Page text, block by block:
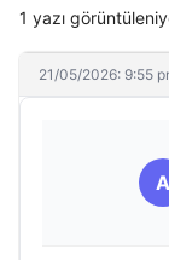
1 yazı
21/05/2026: 9:55
A